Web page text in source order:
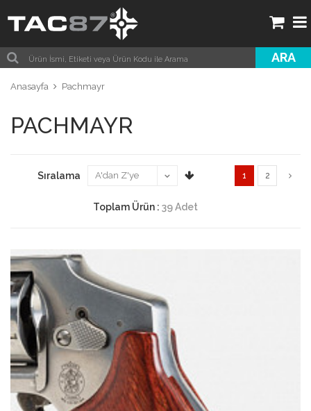
ARA
Anasayfa Pachmayr
PACHMAYR
1 2
Sıralama
Toplam Ürün : 39 Adet